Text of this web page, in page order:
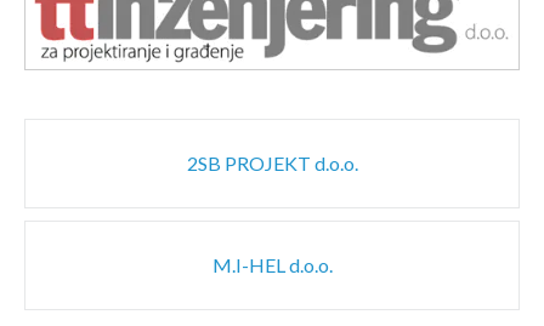
navigation2SB PROJEKT d.o.o.
M.I-HEL d.o.o.